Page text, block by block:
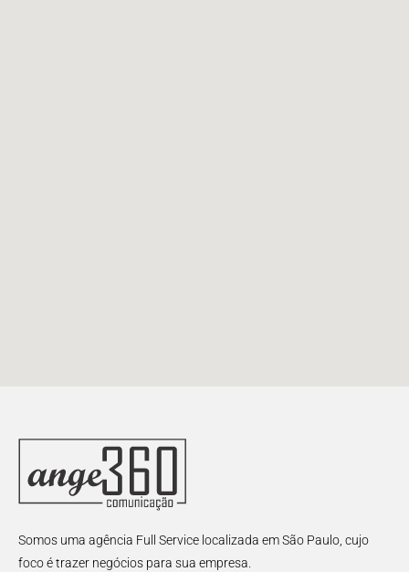
Somos uma agência Full Service localizada em São Paulo, cujo
foco é trazer negócios para sua empresa.